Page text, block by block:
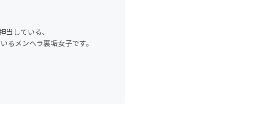
している、
メンヘラ裏垢女子です。